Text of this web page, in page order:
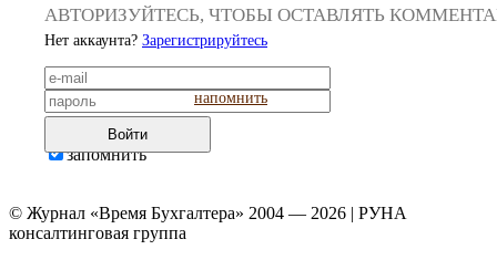
АВТОРИЗУЙТЕСЬ, ЧТОБЫ ОСТАВЛЯТЬ
Нет аккаунта? Зарегистрируйтесь
напомнить
Войти
запомнить
© Журнал «Время Бухгалтера» 2004 — 2026 | РУНА
консалтинговая группа